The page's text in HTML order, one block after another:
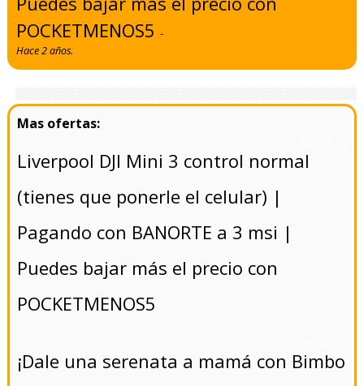
POCKETMENOS5-
Hace 2 años.
Liverpool DJI Mini 3 control normal
(tienes que ponerle el celular) |
Pagando con BANORTE a 3 msi |
Puedes bajar más el precio con
POCKETMENOS5
¡Dale una serenata a mamá con Bimbo